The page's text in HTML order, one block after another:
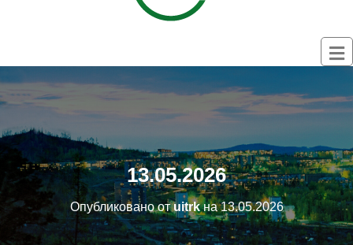
13.05.2026
Опубликовано отuitrkна13.05.2026